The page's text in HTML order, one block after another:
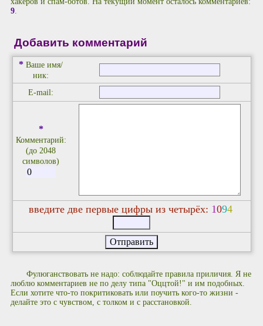
9.
Добавить комментарий
* Ваше имя/
ник:
E-mail:
*
Комментарий:
(до 2048
символов)
введите две первые цифры из четырёх: 1094
Фулюганствовать не надо: соблюдайте правила приличия. Я не
люблю комментариев не по делу типа "Оццтой!" и им подобных.
Если хотите что-то покритиковать или поучить кого-то жизни -
делайте это с чувством, с толком и с расстановкой.